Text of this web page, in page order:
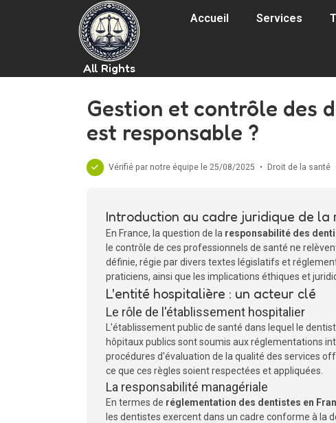
All Rights
Accueil Services
Gestion et contrôle des
est responsable ?
Vérifié par notre équipe le 25/08/2025 • Droit de la santé
Introduction au cadre juridique de la
En France, la question de la responsabilité des
le contrôle de ces professionnels de santé ne
définie, régie par divers textes législatifs et
praticiens, ainsi que les implications éthiques et
L'entité hospitalière : un acteur clé
Le rôle de l'établissement hospitalier
L'établissement public de santé dans lequel le
hôpitaux publics sont soumis aux réglementations
procédures d'évaluation de la qualité des services
ce que ces règles soient respectées et appliquées.
La responsabilité managériale
En termes de réglementation des dentistes en
les dentistes exercent dans un cadre conforme à la